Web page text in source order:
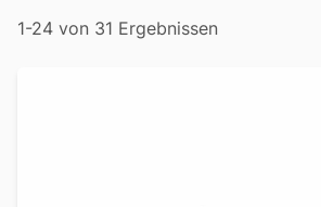
Filter
1-24 von 31 Ergebnissen